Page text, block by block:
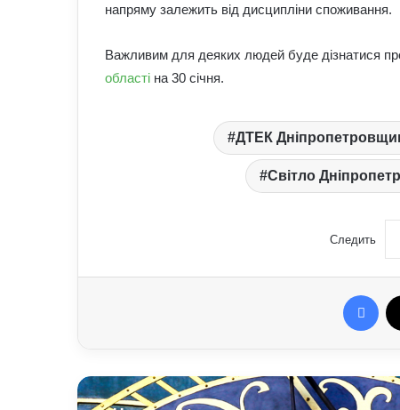
напряму залежить від дисципліни споживання.
Важливим для деяких людей буде дізнатися
області на 30 січня.
ДТЕК
Світло
Следить